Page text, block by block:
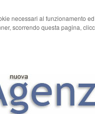
necessari al funzionamento
scorrendo questa pagina,